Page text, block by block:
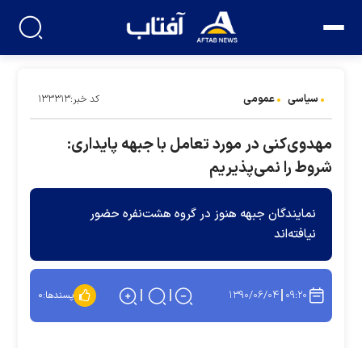
سیاسی عمومی کد خبر:۱۳۳۳۱۳
مهدوی‌كنی در مورد تعامل با جبهه پايداری:
شروط را نمی‌پذيريم
نمايندگان جبهه هنوز در گروه هشت‌نفره حضور
نيافته‌اند
۰۹:۲۰ ۱۳۹۰/۰۶/۰۴ پسندها:۰